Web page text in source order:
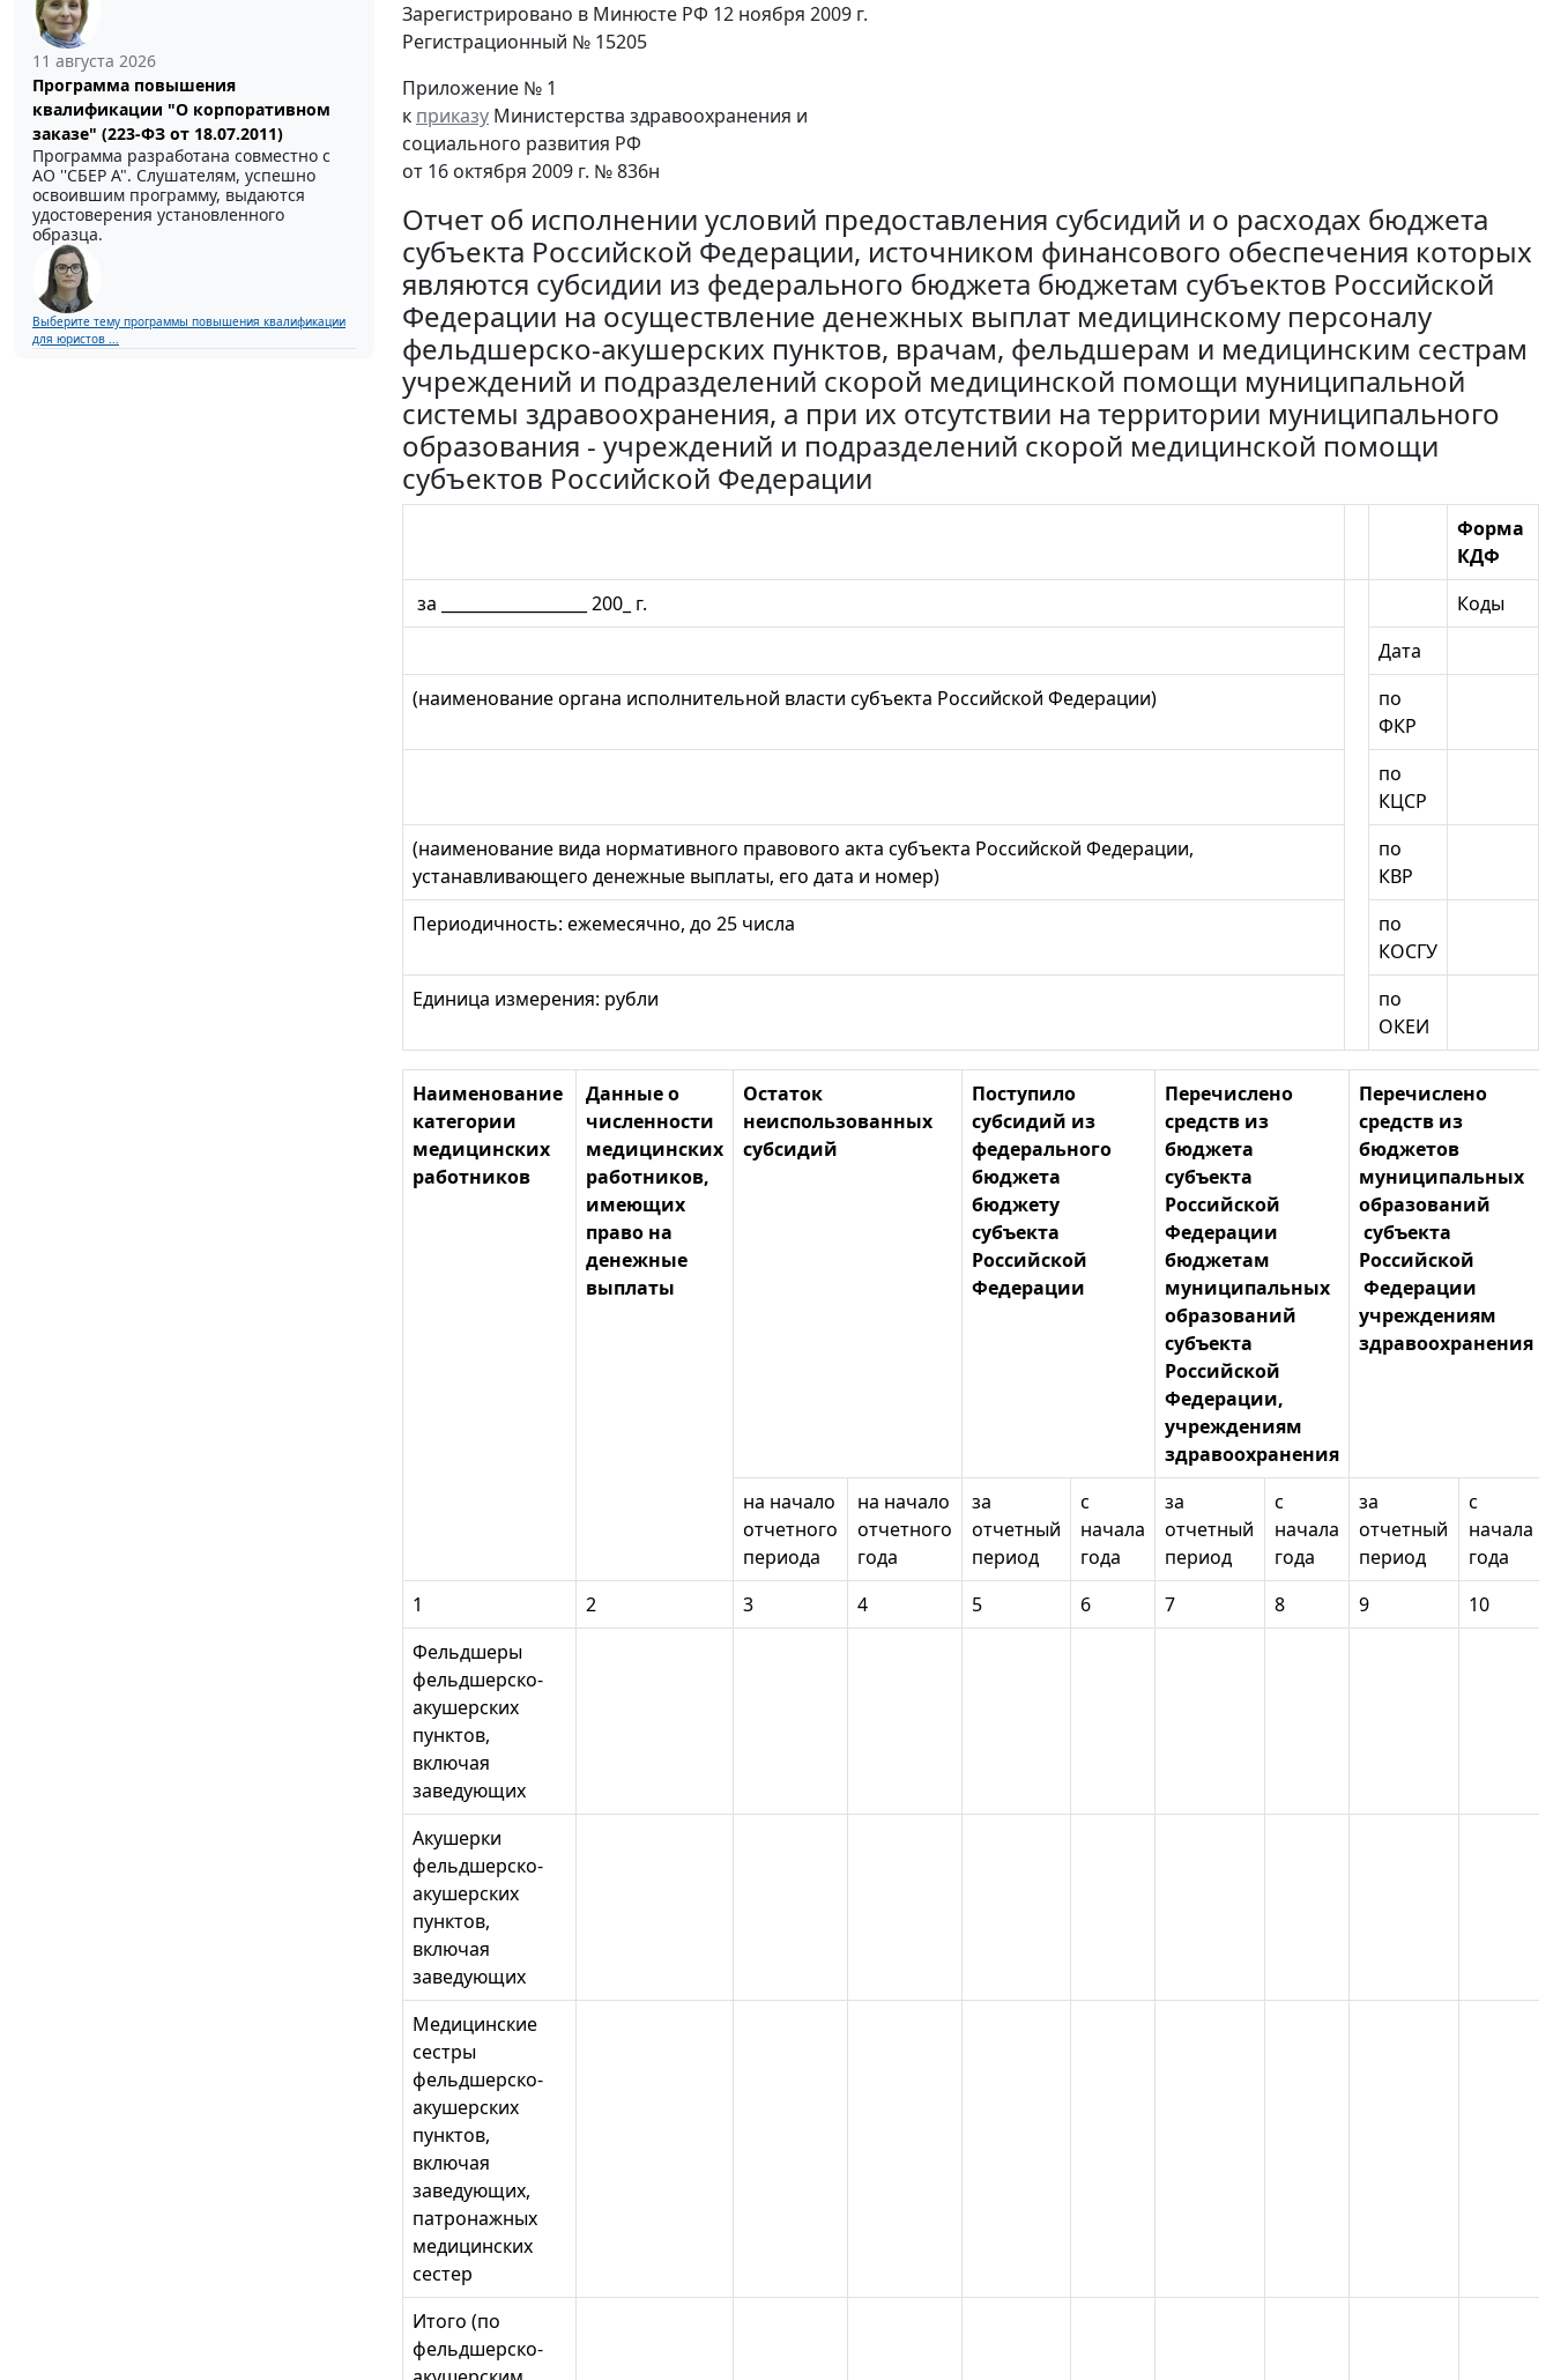
11 августа 2026
Программа повышения
квалификации "О корпоративном
заказе" (223-ФЗ от 18.07.2011)
Программа разработана совместно с
АО ''СБЕР А". Слушателям, успешно
освоившим программу, выдаются
удостоверения установленного
образца.
Выберите тему программы повышения квалификации
для юристов ...
Зарегистрировано в Минюсте РФ 12 ноября 2009 г.
Регистрационный № 15205
Приложение № 1
к приказу Министерства здравоохранения и
социального развития РФ
от 16 октября 2009 г. № 836н
Отчет об исполнении условий предоставления субсидий и о расходах бюджета
субъекта Российской Федерации, источником финансового обеспечения которых
являются субсидии из федерального бюджета бюджетам субъектов Российской
Федерации на осуществление денежных выплат медицинскому персоналу
фельдшерско-акушерских пунктов, врачам, фельдшерам и медицинским сестрам
учреждений и подразделений скорой медицинской помощи муниципальной
системы здравоохранения, а при их отсутствии на территории муниципального
образования - учреждений и подразделений скорой медицинской помощи
субъектов Российской Федерации
Форма
КДФ
за __________________ 200_ г.
Коды
Дата
(наименование органа исполнительной власти субъекта Российской Федерации)
по
ФКР
по
КЦСР
(наименование вида нормативного правового акта субъекта Российской Федерации,
устанавливающего денежные выплаты, его дата и номер)
по
КВР
Периодичность: ежемесячно, до 25 числа
по
КОСГУ
Единица измерения: рубли
по
ОКЕИ
Наименование
категории
медицинских
работников
Данные о
численности
медицинских
работников,
имеющих
право на
денежные
выплаты
Остаток
неиспользованных
субсидий
Поступило
субсидий из
федерального
бюджета
бюджету
субъекта
Российской
Федерации
Перечислено
средств из
бюджета
субъекта
Российской
Федерации
бюджетам
муниципальных
образований
субъекта
Российской
Федерации,
учреждениям
здравоохранения
Перечислено
средств из
бюджетов
муниципальных
образований
субъекта
Российской
Федерации
учреждениям
здравоохранения
на начало
отчетного
периода
на начало
отчетного
года
за
отчетный
период
с
начала
года
за
отчетный
период
с
начала
года
за
отчетный
период
с
начала
года
1
2 3 4 5 6 7 8 9
10
Фельдшеры
фельдшерско-
акушерских
пунктов,
включая
заведующих
Акушерки
фельдшерско-
акушерских
пунктов,
включая
заведующих
Медицинские
сестры
фельдшерско-
акушерских
пунктов,
включая
заведующих,
патронажных
медицинских
сестер
Итого (по
фельдшерско-